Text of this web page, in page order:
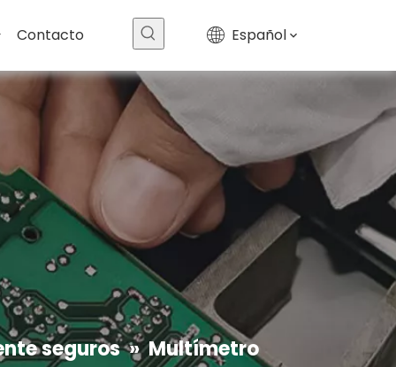
Contacto Español
seguros »Multímetro
0
Ex TI50F Pro
$0